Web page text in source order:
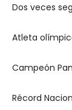
Dos veces
Atleta
Campeón
Récord